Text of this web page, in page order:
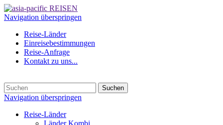
Navigation überspringen
Reise-Länder
Einreisebestimmungen
Reise-Anfrage
Kontakt zu uns...
Suchen
Navigation überspringen
Reise-Länder
Länder Kombi